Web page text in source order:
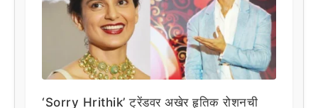
‘Sorry Hrithik’ ट्रेंडवर अखेर हृतिक रोशनची